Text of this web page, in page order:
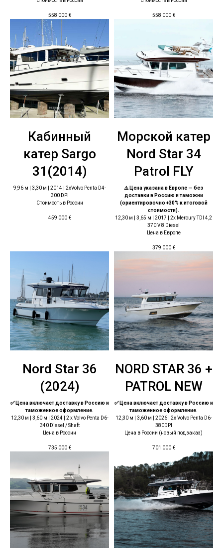
558 000 € 558 000 €
Кабинный
катер Sargo
31(2014)
9,96 м | 3,30 м | 2014 | 2хVolvo Penta D4-
300 DPI
Стоимость в России
459 000 €
Морской катер
Nord Star 34
Patrol FLY
⚠️ Цена указана в Европе — без
доставки в Россию и таможни
(ориентировочно +30% к итоговой
стоимости).
12,30 м | 3,65 м | 2017 | 2x Mercury TDI 4,2
370 V 8 Diesel
Цена в Европе
379 000 €
Nord Star 36
(2024)
✅ Цена включает доставку в Россию и
таможенное оформление.
12,30 м | 3,60 м | 2024 | 2 x Volvo Penta D6-
340 Diesel / Shaft
Цена в России
735 000 €
NORD STAR 36 +
PATROL NEW
✅ Цена включает доставку в Россию и
таможенное оформление.
12,30 м | 3,60 м | 2026 | 2x Volvo Penta D6-
380DPI
Цена в России (новый под заказ)
701 000 €